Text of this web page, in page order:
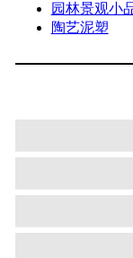
园林景观小
陶艺泥塑